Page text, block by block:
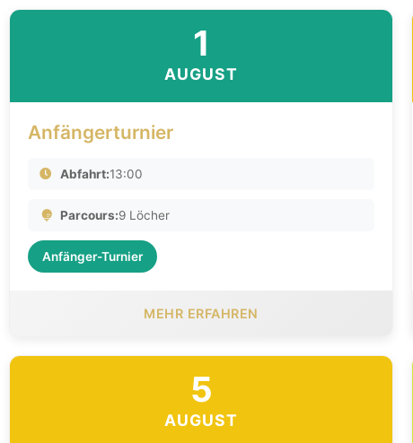
1
AUGUST
Anfängerturnier
Abfahrt:13:00
Parcours:9 Löcher
Anfänger-Turnier
MEHR ERFAHREN
5
AUGUST